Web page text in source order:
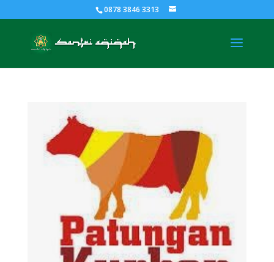
0878 3846 3313